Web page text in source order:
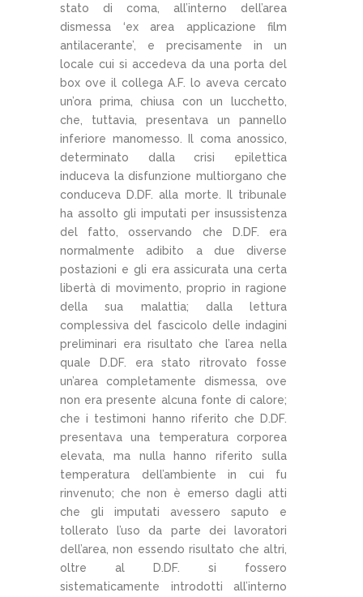
stato di coma, all’interno dell’area
dismessa ‘ex area applicazione film
antilacerante’, e precisamente in un
locale cui si accedeva da una porta del
box ove il collega A.F. lo aveva cercato
un’ora prima, chiusa con un lucchetto,
che, tuttavia, presentava un pannello
inferiore manomesso. Il coma anossico,
determinato dalla crisi epilettica
induceva la disfunzione multiorgano che
conduceva D.DF. alla morte. Il tribunale
ha assolto gli imputati per insussistenza
del fatto, osservando che D.DF. era
normalmente adibito a due diverse
postazioni e gli era assicurata una certa
libertà di movimento, proprio in ragione
della sua malattia; dalla lettura
complessiva del fascicolo delle indagini
preliminari era risultato che l’area nella
quale D.DF. era stato ritrovato fosse
un’area completamente dismessa, ove
non era presente alcuna fonte di calore;
che i testimoni hanno riferito che D.DF.
presentava una temperatura corporea
elevata, ma nulla hanno riferito sulla
temperatura dell’ambiente in cui fu
rinvenuto; che non è emerso dagli atti
che gli imputati avessero saputo e
tollerato l’uso da parte dei lavoratori
dell’area, non essendo risultato che altri,
oltre al D.DF. si fossero
sistematicamente introdotti all’interno